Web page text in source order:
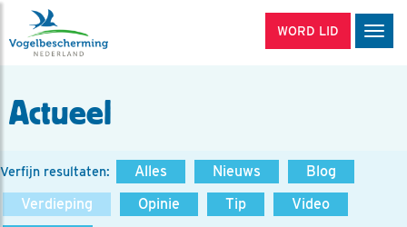
WORD LID
Actueel
Verfijn resultaten: Alles Nieuws
Blog
Verdieping
Opinie Tip
Video